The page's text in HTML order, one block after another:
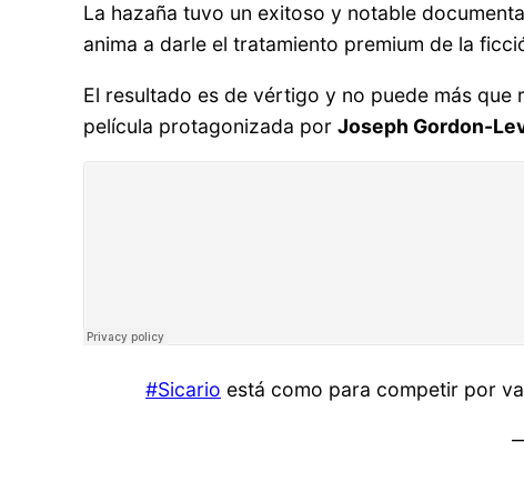
La hazaña tuvo un exitoso y notable
anima a darle el tratamiento premium de la
El resultado es de vértigo y no puede más
película protagonizada porJoseph Gordon-
#Sicario está como para competir por